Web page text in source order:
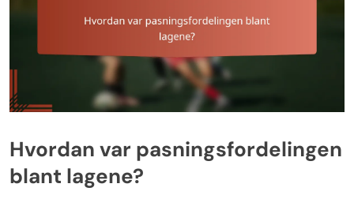
Hvordan var pasningsfordelingen
blant lagene?